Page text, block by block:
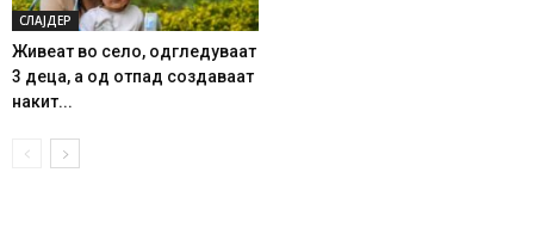
СЛАЈДЕР
Живеат во село, одгледуваат
3 деца, а од отпад создаваат
накит...